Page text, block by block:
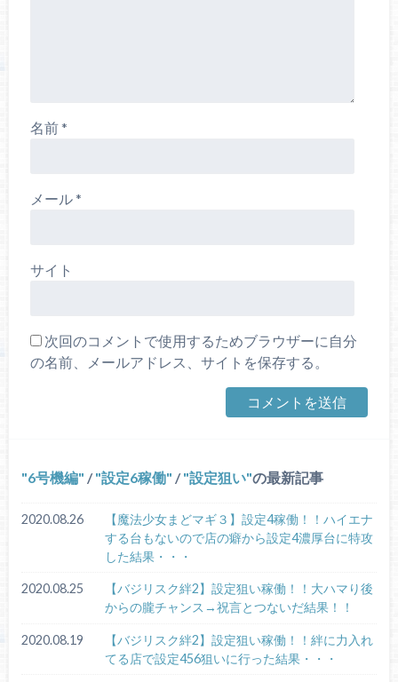
名前*
メール*
サイト
次回のコメントで使用するためブラウザーに自分
の名前、メールアドレス、サイトを保存する。
6号機編 / 設定6稼働 / 設定狙い の最新記事
2020.08.26
【魔法少女まどマギ３】設定4稼働！！ハイエナ
する台もないので店の癖から設定4濃厚台に特攻
した結果・・・
2020.08.25
【バジリスク絆2】設定狙い稼働！！大ハマり後
からの朧チャンス→祝言とつないだ結果！！
2020.08.19
【バジリスク絆2】設定狙い稼働！！絆に力入れ
てる店で設定456狙いに行った結果・・・